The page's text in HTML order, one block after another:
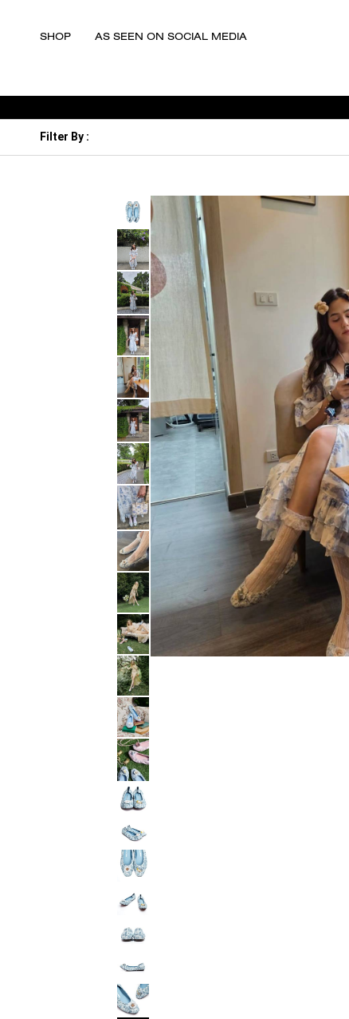
SHOP AS SEEN ON SOCIAL MEDIA
Filter By :